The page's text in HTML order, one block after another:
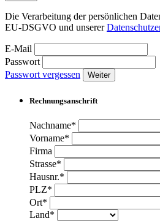
Die Verarbeitung der persönlichen
EU-DSGVO und unserer
E-Mail
Passwort
Passwort vergessen
Weiter
Rechnungsanschrift
Nachname*
Vorname*
Firma
Strasse*
Hausnr.*
PLZ*
Ort*
Land*